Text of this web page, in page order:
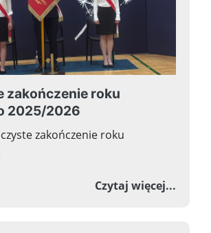
zakończenie roku
2025/2026
zakończenie roku
Czytaj więcej...o